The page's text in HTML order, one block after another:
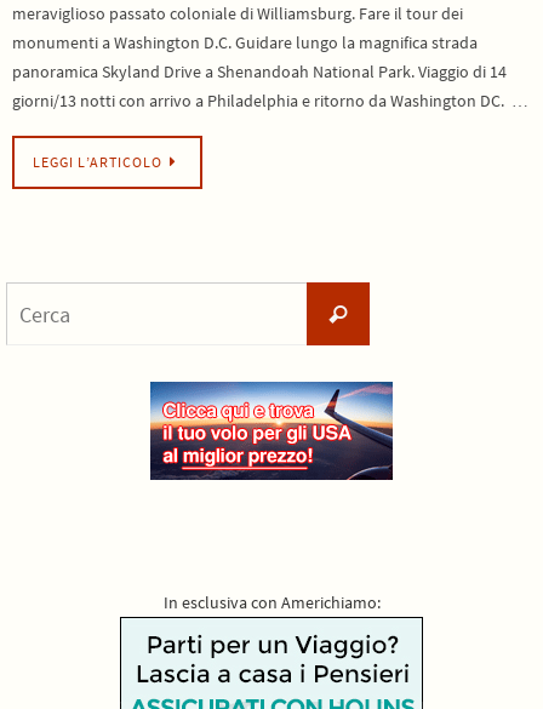
meraviglioso passato coloniale di Williamsburg. Fare il tour dei
monumenti a Washington D.C. Guidare lungo la magnifica strada
panoramica Skyland Drive a Shenandoah National Park. Viaggio di 14
giorni/13 notti con arrivo a Philadelphia e ritorno da Washington DC. …
LEGGI L’ARTICOLO
Cerca
In esclusiva con Americhiamo: